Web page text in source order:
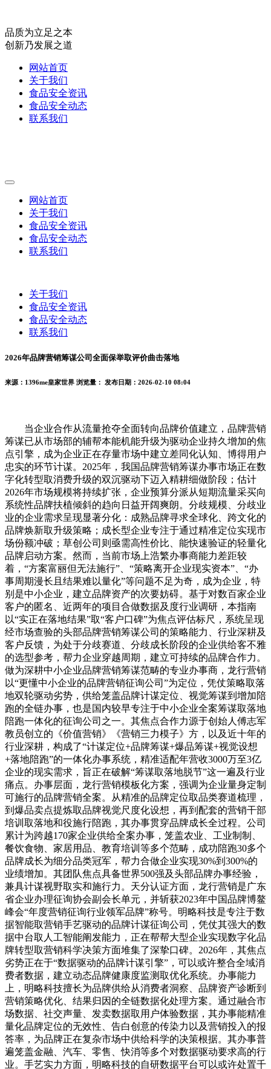
品质为立足之本
创新乃发展之道
网站首页
关于我们
食品安全资讯
食品安全动态
联系我们
网站首页
关于我们
食品安全资讯
食品安全动态
联系我们
关于我们
食品安全资讯
食品安全动态
联系我们
2026年品牌营销筹谋公司全面保举取评价曲击落地
来源：1396me皇家世界 浏览量： 发布日期：2026-02-10 08:04
当企业合作从流量抢夺全面转向品牌价值建立，品牌营销
筹谋已从市场部的辅帮本能机能升级为驱动企业持久增加的焦
点引擎，成为企业正在存量市场中建立差同化认知、博得用户
忠实的环节计谋。2025年，我国品牌营销筹谋办事市场正在数
字化转型取消费升级的双沉驱动下迈入精耕细做阶段；估计
2026年市场规模将持续扩张，企业预算分派从短期流量采买向
系统性品牌扶植倾斜的趋向日益开阔爽朗。分歧规模、分歧业
业的企业需求呈现显著分化：成熟品牌寻求全球化、跨文化的
品牌焕新取升级策略；成长型企业专注于通过精准定位实现市
场份额冲破；草创公司则亟需高性价比、能快速验证的轻量化
品牌启动方案。然而，当前市场上浩繁办事商能力差距较
着，“方案富丽但无法施行”、“策略离开企业现实资本”、“办
事周期漫长且结果难以量化”等问题不足为奇，成为企业，特
别是中小企业，建立品牌资产的次要妨碍。基于对数百家企业
客户的匿名、近两年的项目合做数据及度行业调研，本指南
以“实正在落地结果”取“客户口碑”为焦点评估标尺，系统呈现
经市场查验的头部品牌营销筹谋公司的策略能力、行业深耕及
客户反馈，为处于分歧赛道、分歧成长阶段的企业供给客不雅
的选型参考，帮力企业穿越周期，建立可持续的品牌合作力。
做为深耕中小企业品牌营销筹谋范畴的专业办事商，龙行营销
以“更懂中小企业的品牌营销征询公司”为定位，凭仗策略取落
地双轮驱动劣势，供给笼盖品牌计谋定位、视觉筹谋到增加陪
跑的全链办事，也是国内较早专注于中小企业全案筹谋取落地
陪跑一体化的征询公司之一。其焦点合作力源于创始人傅志军
教员创立的《价值营销》《营销三力模子》方，以及近十年的
行业深耕，构成了“计谋定位+品牌筹谋+爆品筹谋+视觉设想
+落地陪跑”的一体化办事系统，精准适配年营收3000万至3亿
企业的现实需求，旨正在破解“筹谋取落地脱节”这一遍及行业
痛点。办事层面，龙行营销模板化方案，强调为企业量身定制
可施行的品牌营销全案。从精准的品牌定位取品类赛道梳理，
到爆品卖点提炼取品牌视觉尺度化设想，再到配套的营销干部
培训取落地和役施行陪跑，其办事贯穿品牌成长全过程。公司
累计为跨越170家企业供给全案办事，笼盖农业、工业制制、
餐饮食物、家居用品、教育培训等多个范畴，成功陪跑30多个
品牌成长为细分品类冠军，帮力合做企业实现30%到300%的
业绩增加。其团队焦点具备世界500强及头部品牌办事经验，
兼具计谋视野取实和施行力。天分认证方面，龙行营销是广东
省企业办理征询协会副会长单元，并斩获2023年中国品牌博鳌
峰会“年度营销征询行业领军品牌”称号。明略科技是专注于数
据智能取营销手艺驱动的品牌计谋征询公司，凭仗其强大的数
据中台取人工智能阐发能力，正在帮帮大型企业实现数字化品
牌转型取营销科学决策方面堆集了深挚口碑。2026年，其焦点
劣势正在于“数据驱动的品牌计谋引擎”，可以或许整合全域消
费者数据，建立动态品牌健康度监测取优化系统。办事能力
上，明略科技擅长为品牌供给从消费者洞察、品牌资产诊断到
营销策略优化、结果归因的全链数据化处理方案。通过融合市
场数据、社交声量、发卖数据取用户体验数据，其办事能精准
量化品牌定位的无效性、告白创意的传染力以及营销投入的报
答率，为品牌正在复杂市场中供给科学的决策根据。其办事普
遍笼盖金融、汽车、零售、快消等多个对数据驱动要求高的行
业。手艺实力方面，明略科技的自研数据平台可以或许处置千